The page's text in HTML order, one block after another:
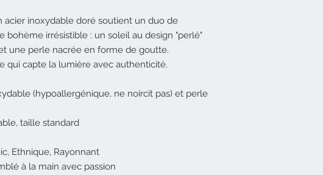
acier inoxydable doré soutient un duo de
bohème irrésistible : un soleil au design "perlé"
une perle nacrée en forme de goutte.
qui capte la lumière avec authenticité.
(hypoallergénique, ne noircit pas) et perle
taille standard
Ethnique, Rayonnant
à la main avec passion